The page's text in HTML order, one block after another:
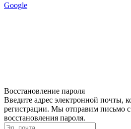
Google
Восстановление пароля
Введите адрес электронной почты,
регистрации. Мы отправим письмо
восстановления пароля.